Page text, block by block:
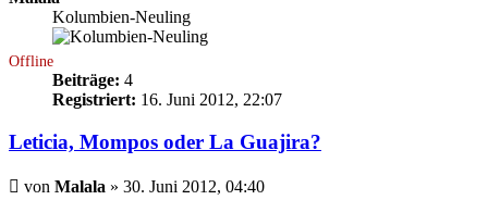
Kolumbien-Neuling
Offline
Beiträge: 4
Registriert: 16. Juni 2012, 22:07
Leticia, Mompos oder La Guajira?
Beitrag
von Malala » 30. Juni 2012, 04:40